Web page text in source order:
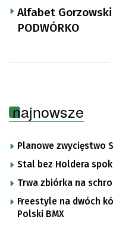
Alfabet Gorzowski
PODWÓRKO
najnowsze
Planowe zwycięstwo
Stal bez Holdera
Trwa zbiórka na
Freestyle na dwóch
Polski BMX